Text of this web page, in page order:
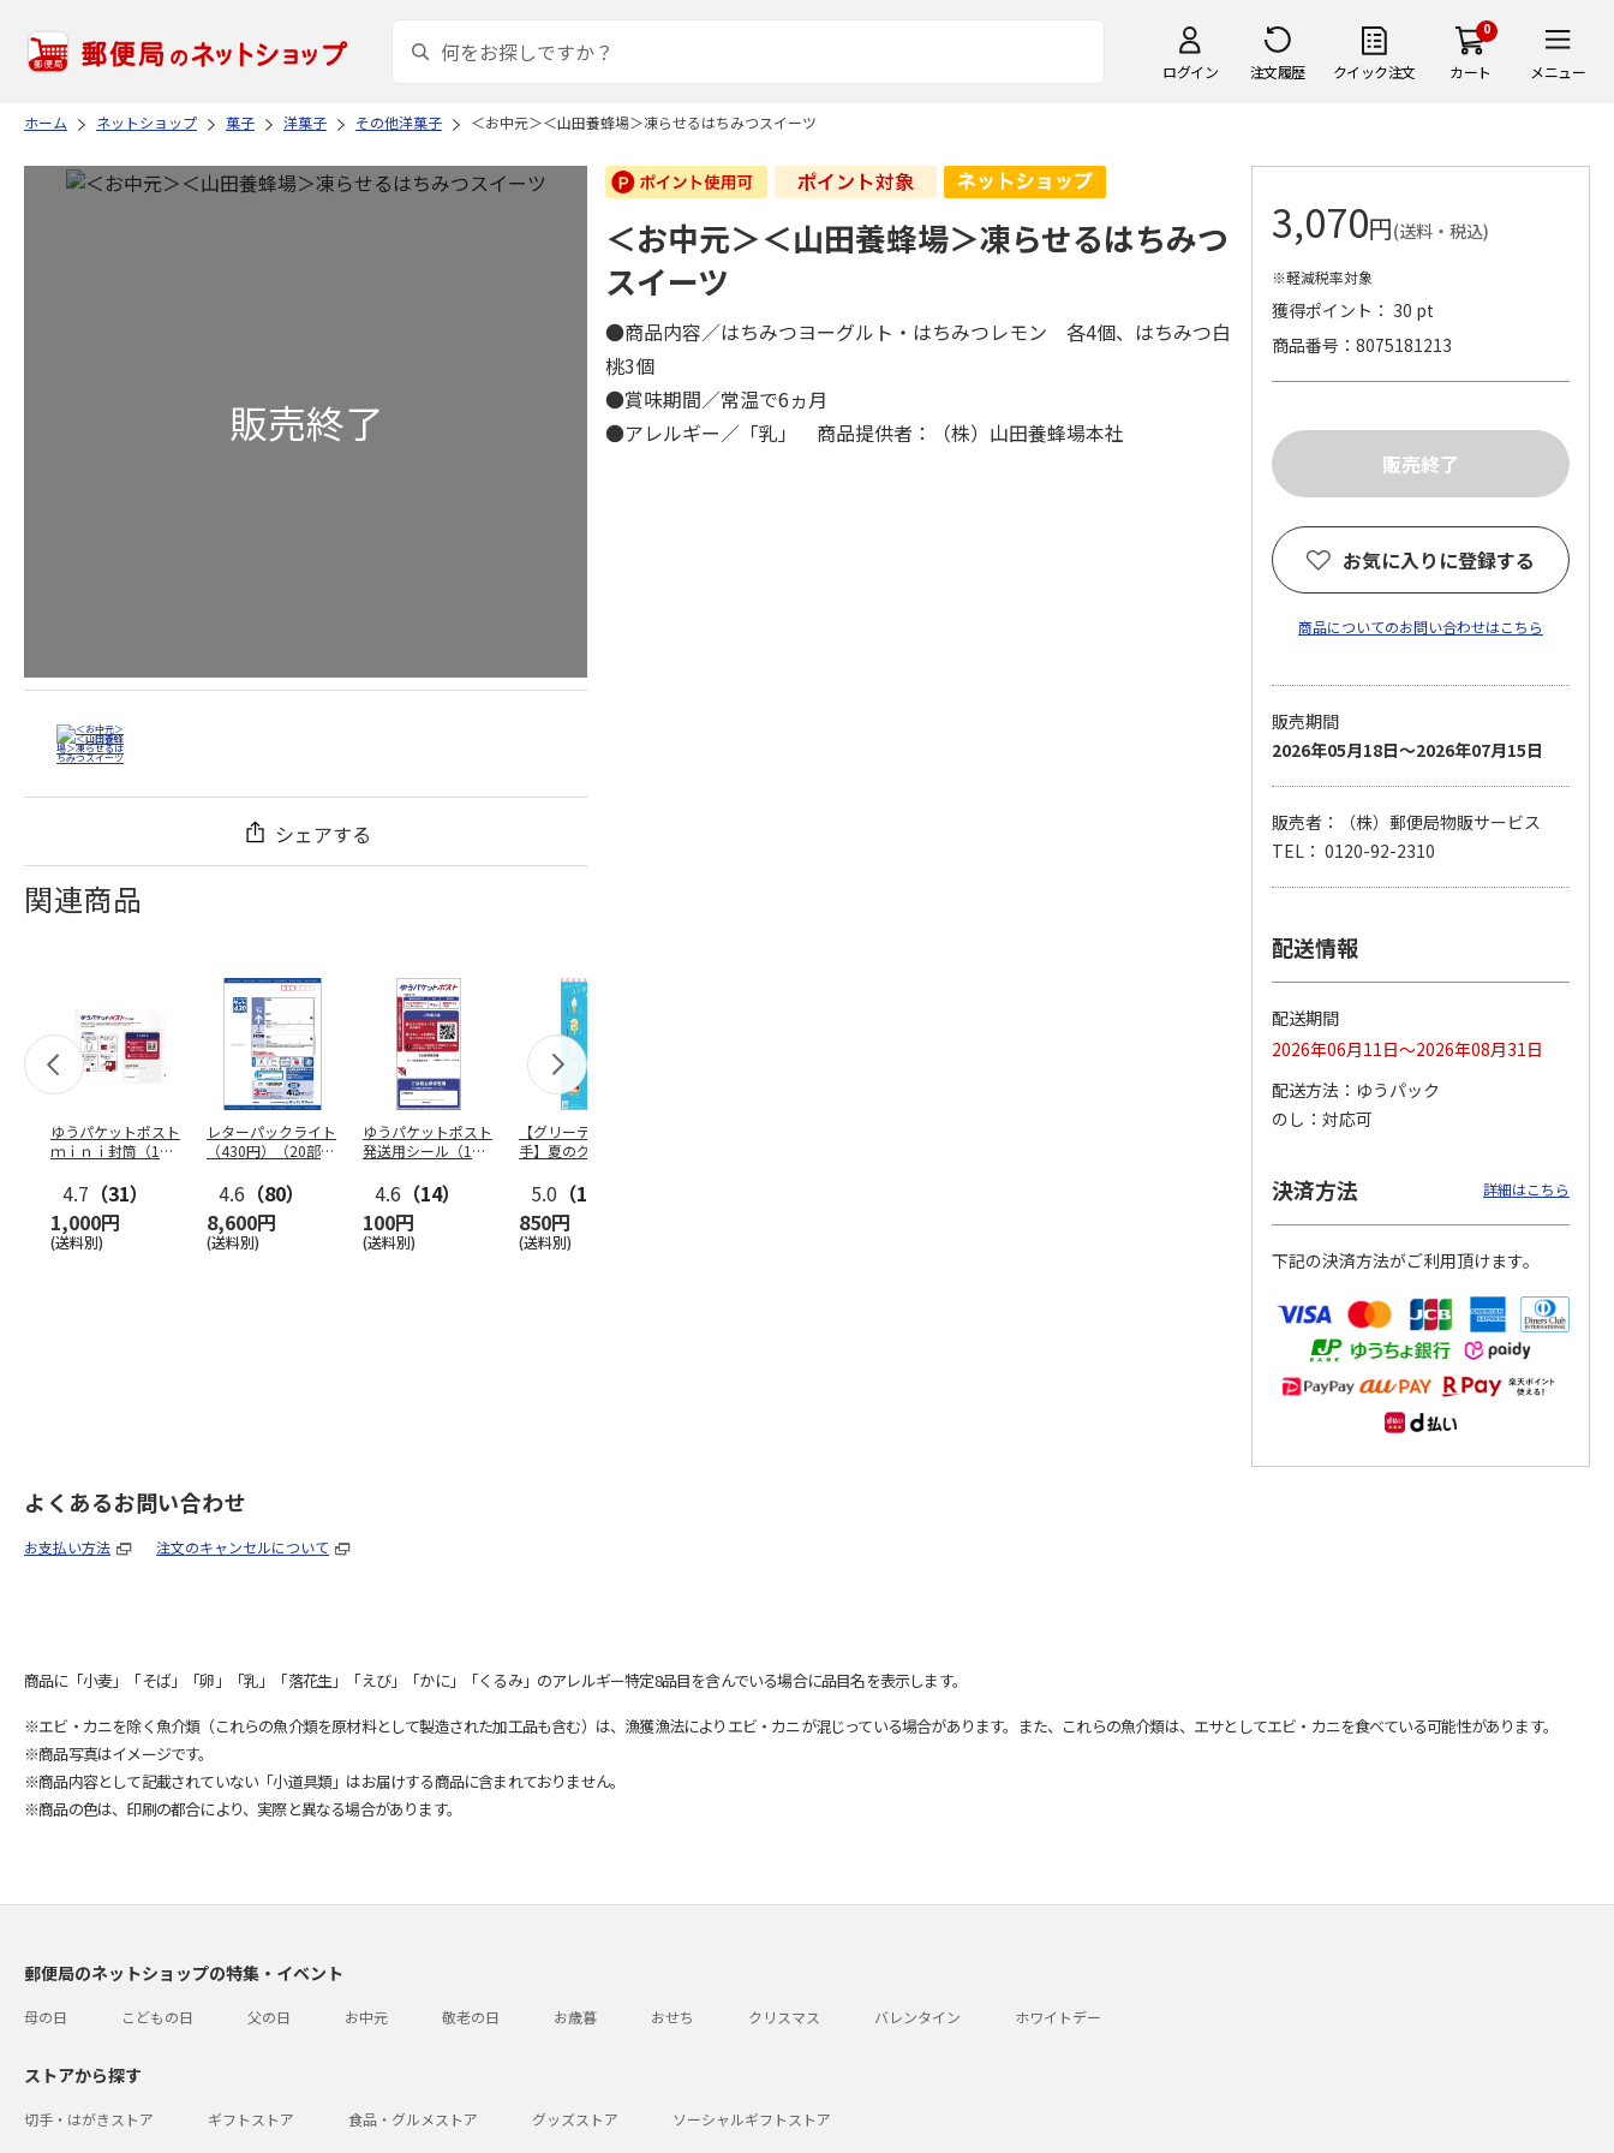
ログイン 注文履歴 クイック注文
0
カート メニュー
ホーム ネットショップ 菓子 洋菓子 その他洋菓子 ＜お中元＞＜山田養蜂場＞凍らせるはちみつスイーツ
シェアする
関連商品
ゆうパケットポスト
ｍｉｎｉ封筒（1個
4.7 （31）
1,000円
(送料別)
レターパックライト
（430円）（20部セ
4.6 （80）
8,600円
(送料別)
ゆうパケットポスト
発送用シール（1個
4.6 （14）
100円
(送料別)
【グリーティング切
手】夏のグリーティ
5.0 （10）
850円
(送料別)
【グリーティング切
円…
4.8（11）
5,500円
4.6（7）
11,000円
＜お中元＞＜山田養蜂場＞凍らせるはちみつ
スイーツ
●商品内容／はちみつヨーグルト・はちみつレモン 各4個、はちみつ白
桃3個
●賞味期間／常温で6ヵ月
●アレルギー／「乳」 商品提供者：（株）山田養蜂場本社
3,070円(送料・税込)
※軽減税率対象
獲得ポイント： 30 pt
商品番号
8075181213
お気に入りに登録する
商品についてのお問い合わせはこちら
販売期間
2026年05月18日～2026年07月15日
販売者：（株）郵便局物販サービス
TEL： 0120-92-2310
配送情報
配送期間
2026年06月11日～2026年08月31日
配送方法
ゆうパック
のし
対応可
決済方法 詳細はこちら
下記の決済方法がご利用頂けます。
よくあるお問い合わせ
お支払い方法 注文のキャンセルについて
商品に「小麦」「そば」「卵」「乳」「落花生」「えび」「かに」「くるみ」のアレルギー特定8品目を含んでいる場合に品目名を表示します。
※エビ・カニを除く魚介類（これらの魚介類を原材料として製造された加工品も含む）は、漁獲漁法によりエビ・カニが混じっている場合があります。また、これらの魚介類は、エサとしてエビ・カニを食べている可能性があります。
※商品写真はイメージです。
※商品内容として記載されていない「小道具類」はお届けする商品に含まれておりません。
※商品の色は、印刷の都合により、実際と異なる場合があります。
郵便局のネットショップの特集・イベント
母の日 こどもの日 父の日 お中元 敬老の日 お歳暮 おせち クリスマス バレンタイン ホワイトデー
ストアから探す
切手・はがきストア ギフトストア 食品・グルメストア グッズストア ソーシャルギフトストア